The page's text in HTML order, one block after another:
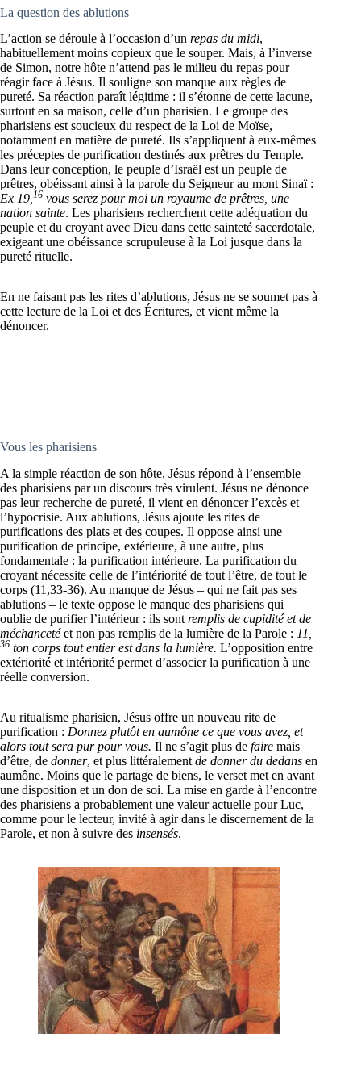
La question des ablutions
L’action se déroule à l’occasion d’un repas du midi,
habituellement moins copieux que le souper. Mais, à l’inverse
de Simon, notre hôte n’attend pas le milieu du repas pour
réagir face à Jésus. Il souligne son manque aux règles de
pureté. Sa réaction paraît légitime : il s’étonne de cette lacune,
surtout en sa maison, celle d’un pharisien. Le groupe des
pharisiens est soucieux du respect de la Loi de Moïse,
notamment en matière de pureté. Ils s’appliquent à eux-mêmes
les préceptes de purification destinés aux prêtres du Temple.
Dans leur conception, le peuple d’Israël est un peuple de
prêtres, obéissant ainsi à la parole du Seigneur au mont Sinaï :
Ex 19, 16 vous serez pour moi un royaume de prêtres, une
nation sainte. Les pharisiens recherchent cette adéquation du
peuple et du croyant avec Dieu dans cette sainteté sacerdotale,
exigeant une obéissance scrupuleuse à la Loi jusque dans la
pureté rituelle.
En ne faisant pas les rites d’ablutions, Jésus ne se soumet pas à
cette lecture de la Loi et des Écritures, et vient même la
dénoncer.
Vous les pharisiens
A la simple réaction de son hôte, Jésus répond à l’ensemble
des pharisiens par un discours très virulent. Jésus ne dénonce
pas leur recherche de pureté, il vient en dénoncer l’excès et
l’hypocrisie. Aux ablutions, Jésus ajoute les rites de
purifications des plats et des coupes. Il oppose ainsi une
purification de principe, extérieure, à une autre, plus
fondamentale : la purification intérieure. La purification du
croyant nécessite celle de l’intériorité de tout l’être, de tout le
corps (11,33-36). Au manque de Jésus – qui ne fait pas ses
ablutions – le texte oppose le manque des pharisiens qui
oublie de purifier l’intérieur : ils sont remplis de cupidité et de
méchancetéet non pas remplis de la lumière de la Parole : 11,
36 ton corps tout entier est dans la lumière. L’opposition entre
extériorité et intériorité permet d’associer la purification à une
réelle conversion.
Au ritualisme pharisien, Jésus offre un nouveau rite de
purification : Donnez plutôt en aumône ce que vous avez, et
alors tout sera pur pour vous. Il ne s’agit plus de faire mais
d’être, de donner, et plus littéralement de donner du dedans en
aumône. Moins que le partage de biens, le verset met en avant
une disposition et un don de soi. La mise en garde à l’encontre
des pharisiens a probablement une valeur actuelle pour Luc,
comme pour le lecteur, invité à agir dans le discernement de la
Parole, et non à suivre des insensés.